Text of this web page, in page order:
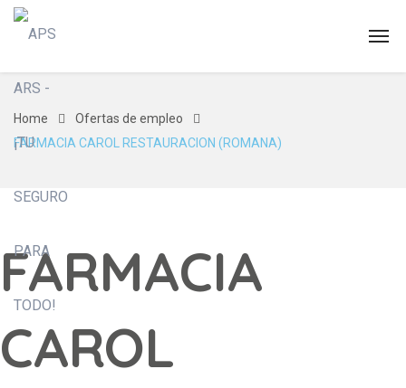
Home
Ofertas de empleo
FARMACIA CAROL RESTAURACION (ROMANA)
FARMACIA
CAROL